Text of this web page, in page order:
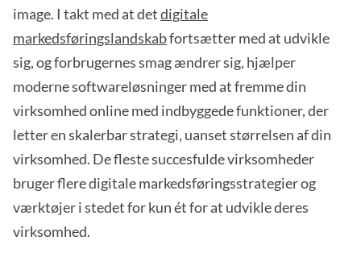
image. I takt med at detdigitale
markedsføringslandskabfortsætter med at udvikle
sig, og forbrugernes smag ændrer sig, hjælper
moderne softwareløsninger med at fremme din
virksomhed online med indbyggede funktioner, der
letter en skalerbar strategi, uanset størrelsen af din
virksomhed. De fleste succesfulde virksomheder
bruger flere digitale markedsføringsstrategier og
værktøjer i stedet for kun ét for at udvikle deres
virksomhed.